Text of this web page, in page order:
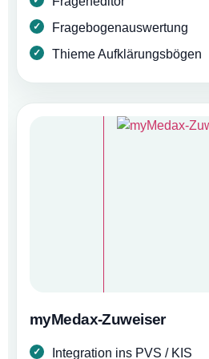
Fragebogenauswertung
Thieme Aufklärungsbögen
myMedax-Zuweiser
Integration ins PVS / KIS